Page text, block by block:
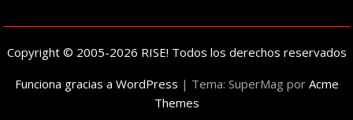
Copyright © 2005-2026 RISE! Todos los derechos reservados
Funciona gracias a WordPress | Tema: SuperMag por Acme
Themes